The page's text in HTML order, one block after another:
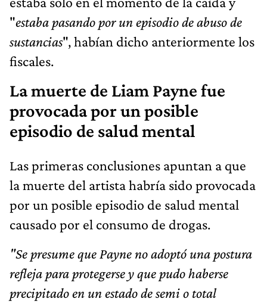
"estaba pasando por un episodio de abuso de
sustancias", habían dicho anteriormente los
fiscales.
La muerte de Liam Payne fue
provocada por un posible
episodio de salud mental
Las primeras conclusiones apuntan a que
la muerte del artista habría sido provocada
por un posible episodio de salud mental
causado por el consumo de drogas.
"Se presume que Payne no adoptó una postura
refleja para protegerse y que pudo haberse
precipitado en un estado de semi o total